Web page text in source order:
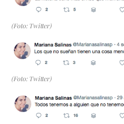
(Foto: Twitter)
(Foto: Twitter)